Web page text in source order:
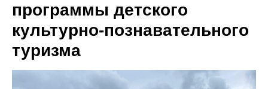
программы детского
культурно-познавательного
туризма